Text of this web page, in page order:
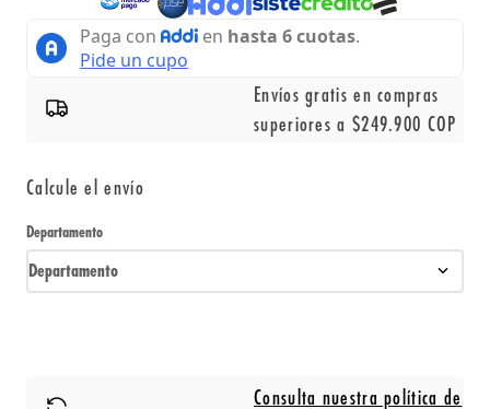
Envíos gratis en compras
superiores a $249.900 COP
Calcule el envío
Departamento
Departamento
Consulta nuestra política de